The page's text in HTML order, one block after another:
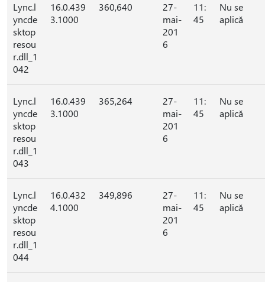
Lync.l
yncde
sktop
resou
r.dll_1
042
16.0.439
3.1000
360,640
27-
mai-
201
6
11:
45
Nu se
aplică
Lync.l
yncde
sktop
resou
r.dll_1
043
16.0.439
3.1000
365,264
27-
mai-
201
6
11:
45
Nu se
aplică
Lync.l
yncde
sktop
resou
r.dll_1
044
16.0.432
4.1000
349,896
27-
mai-
201
6
11:
45
Nu se
aplică